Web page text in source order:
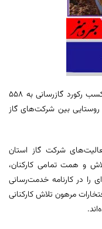
گاز خراسان جنوبی گفت: این شرکت موفق به کسب رکورد گازرسانی به ۵۵۸
بین شرکت‌های گاز
شرکت گاز استان
و همت تمامی کارکنان،
را در کارنامه خدمت‌رسانی
مرهون تلاش کارکنانی